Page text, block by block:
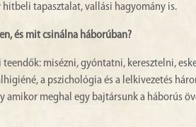
tapasztalat, vallási hagyomány is.
és mit csinálna háborúban?
teendők: misézni, gyóntatni, keresztelni,
a pszichológia és a lelkivezetés
amikor meghal egy bajtársunk a háborús